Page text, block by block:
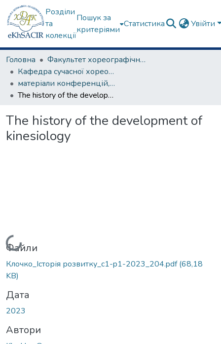
Розділи
та
колекції
Пошук за
критеріями
Статистика Увійти
Головна
Факультет хореографічного мистецтва
Кафедра сучасної хореографії та спортивно-оздоровчих технологій
матеріали конференцій, семінарів, круглих столів та ін.
The history of the development of kinesiology
The history of the development of
kinesiology
Вантажиться...
Файли
Клочко_Історія розвитку_c1-p1-2023_204.pdf(68,18
KB)
Дата
2023
Автори